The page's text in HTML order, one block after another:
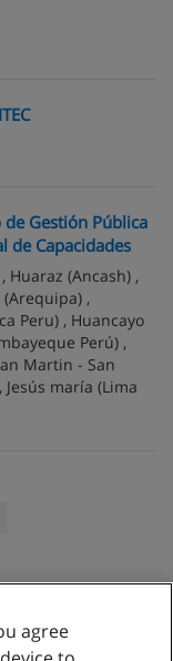
Gestión Pública
de Capacidades
Huaraz (Ancash) ,
(Arequipa) ,
Peru) , Huancayo
Perú) ,
Martin - San
Jesús maría (Lima
agree